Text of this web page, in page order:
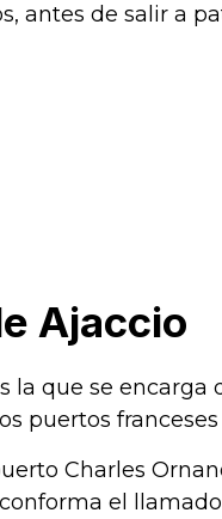
antes de salir a
Ajaccio
que se
puertos
Charles
el